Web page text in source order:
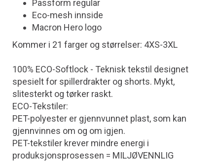
Passform regular
Eco-mesh innside
Macron Hero logo
Kommer i 21 farger og størrelser: 4XS-3XL
100% ECO-Softlock - Teknisk tekstil designet
spesielt for spillerdrakter og shorts. Mykt,
slitesterkt og tørker raskt.
ECO-Tekstiler:
PET-polyester er gjennvunnet plast, som kan
gjennvinnes om og om igjen.
PET-tekstiler krever mindre energi i
produksjonsprosessen = MILJØVENNLIG